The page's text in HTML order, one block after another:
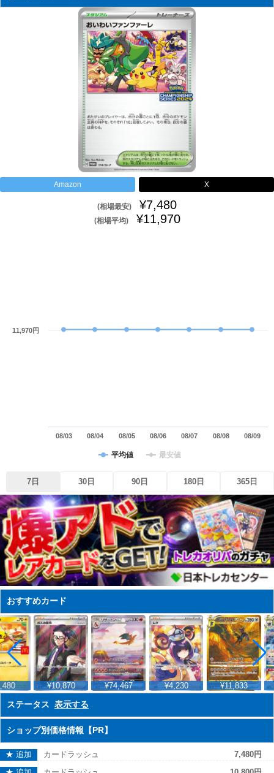
Amazon X
(相場最安) ¥7,480
(相場平均) ¥11,970
平均値 最安値
08/03 08/04 08/05 08/06 08/07 08/08 08/09
11,970円
7日 30日 90日 180日 365日
おすすめカード
¥10,870 ¥74,467 ¥4,230 ¥11,833
ステータス 表示する
ショップ別価格情報【PR】
★ 追加 カードラッシュ
7,480円